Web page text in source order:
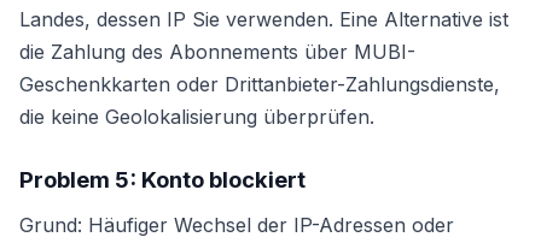
Landes, dessen IP Sie verwenden. Eine Alternative ist
die Zahlung des Abonnements über MUBI-
Geschenkkarten oder Drittanbieter-Zahlungsdienste,
die keine Geolokalisierung überprüfen.
Problem 5: Konto blockiert
Grund: Häufiger Wechsel der IP-Adressen oder